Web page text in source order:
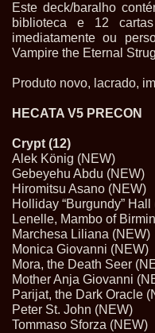
Este deck/baralho
biblioteca e 12
imediatamente ou
Vampire the Eternal
Produto novo, lacrado,
HECATA V5 PRECON
Crypt (12)
Alek König (NEW)
Gebeyehu Abdu (NEW)
Hiromitsu Asano (NEW)
Holliday “Burgundy” Hall
Lenelle, Mambo of
Marchesa Liliana (NEW)
Monica Giovanni (NEW)
Mora, the Death Seer
Mother Anja Giovanni
Parijat, the Dark Oracle
Peter St. John (NEW)
Tommaso Sforza (NEW)